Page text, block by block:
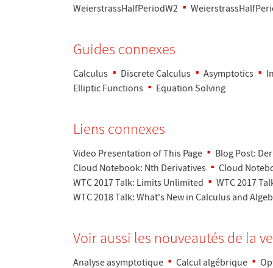
WeierstrassHalfPeriodW2
Guides connexes
Calculus Discrete Calculus Asymptotics
Elliptic Functions
Equation Solving
Liens connexes
Video Presentation of This Page
Blog Post:
Cloud Notebook: Nth Derivatives
Cloud
WTC 2017 Talk: Limits Unlimited
WTC 2017
WTC 2018 Talk: What's New in Calculus and
Voir aussi les nouveautés de la
Analyse asymptotique Calcul algébrique